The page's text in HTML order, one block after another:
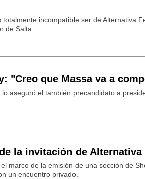
totalmente incompatible ser de Alternativa
de Salta.
"Creo que Massa va a
lo aseguró el también precandidato a
la invitación de
el marco de la emisión de una sección de
un encuentro privado.